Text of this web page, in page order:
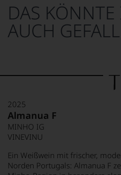
DAS
AUCH
2025
Almanua F
MINHO IG
VINEVINU
Ein Weißwein mit frischer,
Norden Portugals: Almanua F